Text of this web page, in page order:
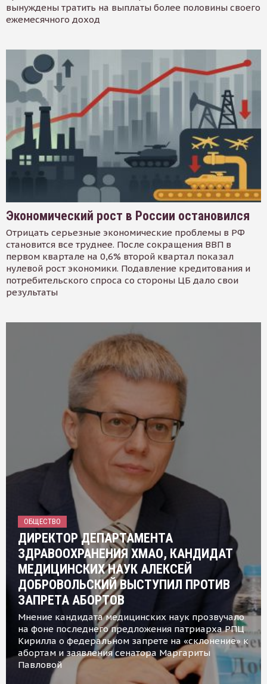
вынуждены тратить на выплаты более половины своего
ежемесячного доход
Экономический рост в России остановился
Отрицать серьезные экономические проблемы в РФ
становится все труднее. После сокращения ВВП в
первом квартале на 0,6% второй квартал показал
нулевой рост экономики. Подавление кредитования и
потребительского спроса со стороны ЦБ дало свои
результаты
ОБЩЕСТВО
ДИРЕКТОР ДЕПАРТАМЕНТА
ЗДРАВООХРАНЕНИЯ ХМАО, КАНДИДАТ
МЕДИЦИНСКИХ НАУК АЛЕКСЕЙ
ДОБРОВОЛЬСКИЙ ВЫСТУПИЛ ПРОТИВ
ЗАПРЕТА АБОРТОВ
Мнение кандидата медицинских наук прозвучало
на фоне последнего предложения патриарха РПЦ
Кирилла о федеральном запрете на «склонение» к
абортам и заявления сенатора Маргариты
Павловой